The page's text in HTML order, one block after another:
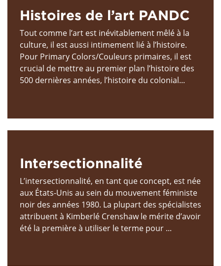
Histoires de l’art PANDC
Tout comme l’art est inévitablement mêlé à la
culture, il est aussi intimement lié à l’histoire.
Pour Primary Colors/Couleurs primaires, il est
crucial de mettre au premier plan l’histoire des
500 dernières années, l’histoire du colonial...
Intersectionnalité
L’intersectionnalité, en tant que concept, est née
aux États-Unis au sein du mouvement féministe
noir des années 1980. La plupart des spécialistes
attribuent à Kimberlé Crenshaw le mérite d’avoir
été la première à utiliser le terme pour ...